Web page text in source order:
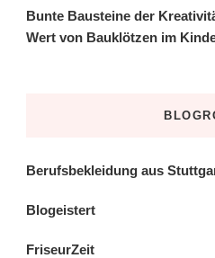
Bunte Bausteine der
Wert von Bauklötzen im
Berufsbekleidung aus
Blogeistert
FriseurZeit